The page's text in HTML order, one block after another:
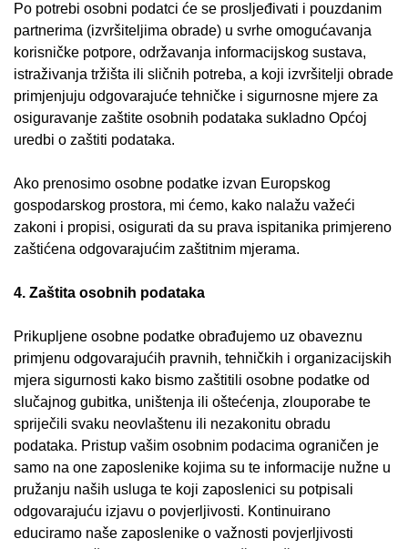
Po potrebi osobni podatci će se prosljeđivati i pouzdanim
partnerima (izvršiteljima obrade) u svrhe omogućavanja
korisničke potpore, održavanja informacijskog sustava,
istraživanja tržišta ili sličnih potreba, a koji izvršitelji obrade
primjenjuju odgovarajuće tehničke i sigurnosne mjere za
osiguravanje zaštite osobnih podataka sukladno Općoj
uredbi o zaštiti podataka.
Ako prenosimo osobne podatke izvan Europskog
gospodarskog prostora, mi ćemo, kako nalažu važeći
zakoni i propisi, osigurati da su prava ispitanika primjereno
zaštićena odgovarajućim zaštitnim mjerama.
4. Zaštita osobnih podataka
Prikupljene osobne podatke obrađujemo uz obaveznu
primjenu odgovarajućih pravnih, tehničkih i organizacijskih
mjera sigurnosti kako bismo zaštitili osobne podatke od
slučajnog gubitka, uništenja ili oštećenja, zlouporabe te
spriječili svaku neovlaštenu ili nezakonitu obradu
podataka. Pristup vašim osobnim podacima ograničen je
samo na one zaposlenike kojima su te informacije nužne u
pružanju naših usluga te koji zaposlenici su potpisali
odgovarajuću izjavu o povjerljivosti. Kontinuirano
educiramo naše zaposlenike o važnosti povjerljivosti